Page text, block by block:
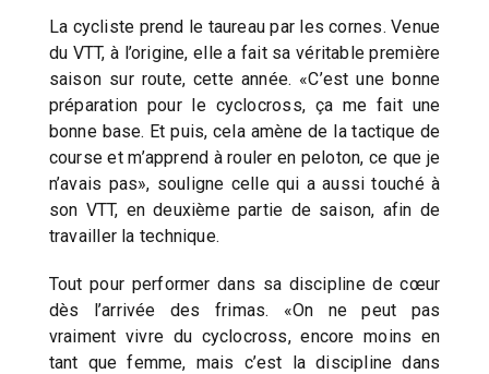
La cycliste prend le taureau par les cornes. Venue
du VTT, à l’origine, elle a fait sa véritable première
saison sur route, cette année. «C’est une bonne
préparation pour le cyclocross, ça me fait une
bonne base. Et puis, cela amène de la tactique de
course et m’apprend à rouler en peloton, ce que je
n’avais pas», souligne celle qui a aussi touché à
son VTT, en deuxième partie de saison, afin de
travailler la technique.
Tout pour performer dans sa discipline de cœur
dès l’arrivée des frimas. «On ne peut pas
vraiment vivre du cyclocross, encore moins en
tant que femme, mais c’est la discipline dans